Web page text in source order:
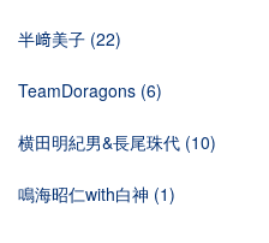
半﨑美子 (22)
TeamDoragons (6)
横田明紀男&長尾珠代 (10)
鳴海昭仁with白神 (1)